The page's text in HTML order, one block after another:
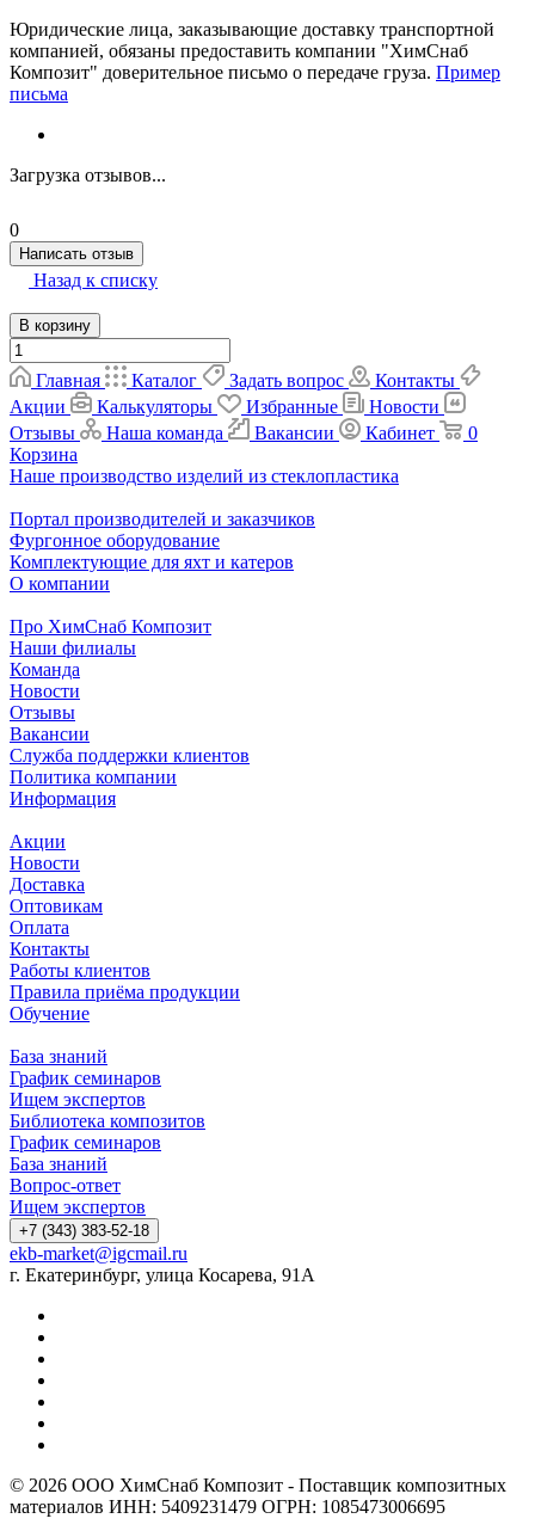
Юридические лица, заказывающие доставку транспортной
компанией, обязаны предоставить компании "ХимСнаб
Композит" доверительное письмо о передаче груза. Пример
письма
Загрузка отзывов...
0
Написать отзыв
Назад к списку
В корзину
Главная Каталог Задать вопрос
Контакты
Акции
Калькуляторы Избранные
Новости
Отзывы
Наша команда Вакансии Кабинет
0
Корзина
Наше производство изделий из стеклопластика
Портал производителей и заказчиков
Фургонное оборудование
Комплектующие для яхт и катеров
О компании
Про ХимСнаб Композит
Наши филиалы
Команда
Новости
Отзывы
Вакансии
Служба поддержки клиентов
Политика компании
Информация
Акции
Новости
Доставка
Оптовикам
Оплата
Контакты
Работы клиентов
Правила приёма продукции
Обучение
База знаний
График семинаров
Ищем экспертов
Библиотека композитов
График семинаров
База знаний
Вопрос-ответ
Ищем экспертов
+7 (343) 383-52-18
ekb-market@igcmail.ru
г. Екатеринбург, улица Косарева, 91А
© 2026 ООО ХимСнаб Композит - Поставщик композитных
материалов ИНН: 5409231479 ОГРН: 1085473006695